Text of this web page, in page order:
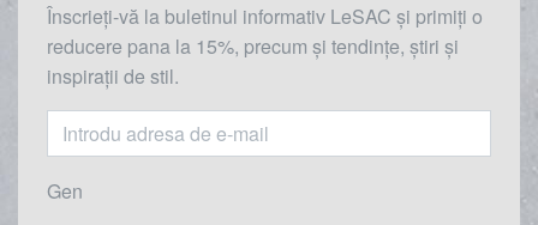
Înscrieți-vă la buletinul informativ LeSAC și primiți o
reducere pana la 15%, precum și tendințe, știri și
inspirații de stil.
Gen